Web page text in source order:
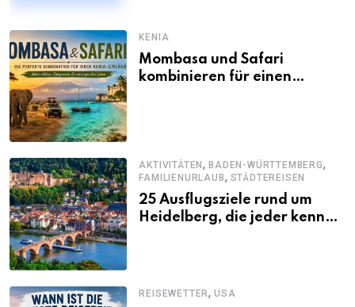
KENIA
Mombasa und Safari
kombinieren für einen
AKTIVITÄTEN,BADEN-WÜRTTEMBERG,
FAMILIENURLAUB, STÄDTEREISEN
25 Ausflugsziele rund um
Heidelberg, die jeder kennen
REISEWETTER,USA